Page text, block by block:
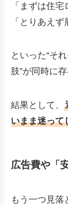
「まずは住宅
「とりあえず
といった“そ
肢”が同時に存
結果として、
いまま迷って
広告費や「
もう一つ見落